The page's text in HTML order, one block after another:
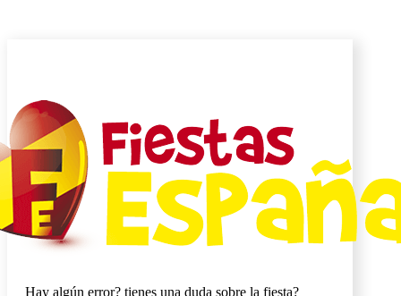
Hay algún error? tienes una duda sobre la fiesta?